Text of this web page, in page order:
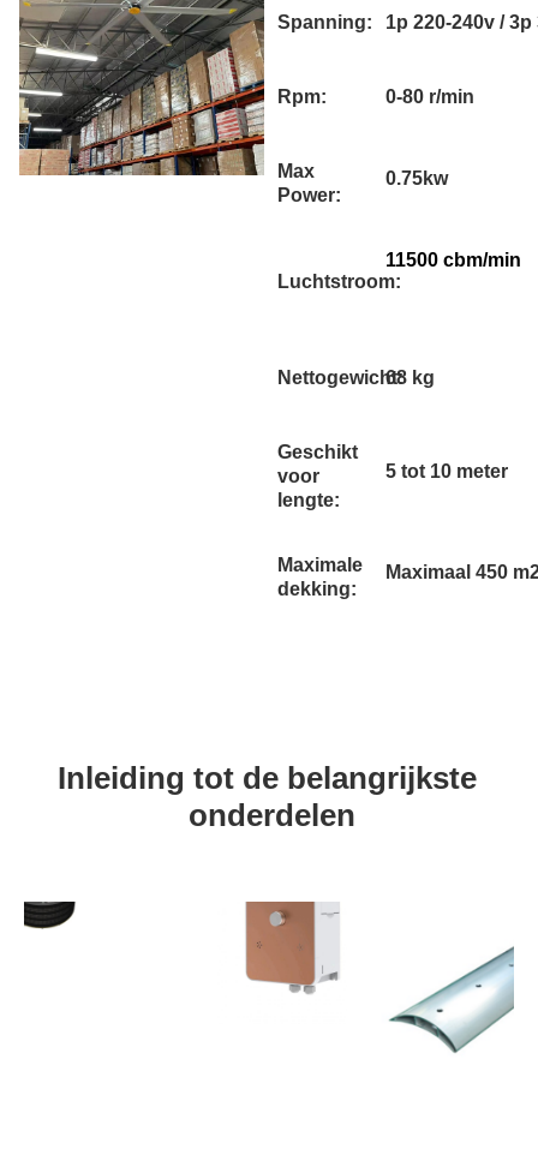
Spanning: 1p 220-240v / 3p
Rpm: 0-80 r/min
Max
Power:
0.75kw
Luchtstroom:
11500 cbm/min
Nettogewicht:68 kg
Geschikt
voor
lengte:
5 tot 10 meter
Maximale
dekking:
Maximaal 450
Inleiding tot de belangrijkste
onderdelen